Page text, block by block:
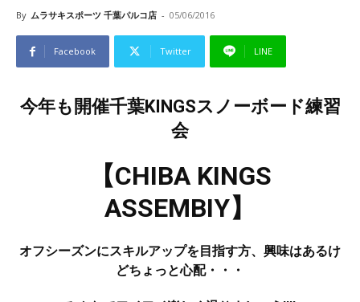
By ムラサキスポーツ 千葉パルコ店 - 05/06/2016
Facebook Twitter LINE
今年も開催千葉KINGSスノーボード練習
会
【CHIBA KINGS
ASSEMBIY】
オフシーズンにスキルアップを目指す方、興味はあるけ
どちょっと心配・・・